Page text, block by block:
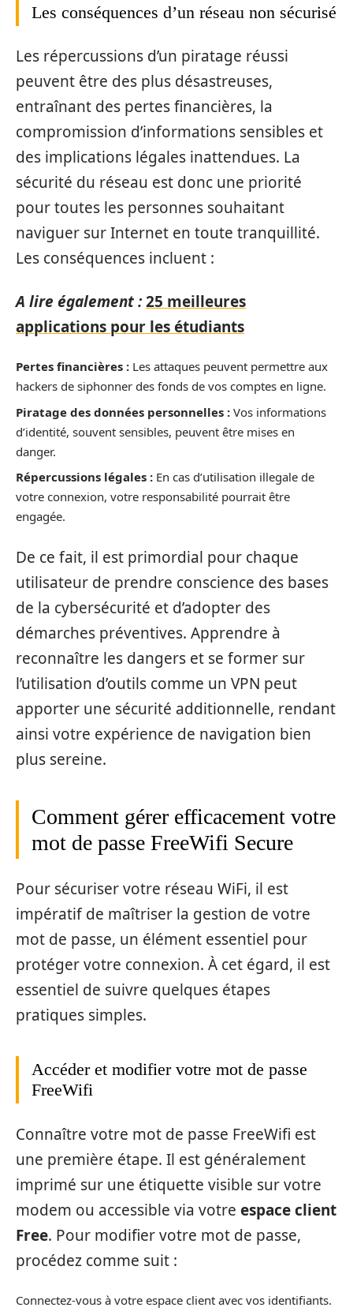
Les conséquences d’un réseau non sécurisé
Les répercussions d’un piratage réussi
peuvent être des plus désastreuses,
entraînant des pertes financières, la
compromission d’informations sensibles et
des implications légales inattendues. La
sécurité du réseau est donc une priorité
pour toutes les personnes souhaitant
naviguer sur Internet en toute tranquillité.
Les conséquences incluent :
A lire également :25 meilleures
applications pour les étudiants
Pertes financières : Les attaques peuvent permettre aux
hackers de siphonner des fonds de vos comptes en ligne.
Piratage des données personnelles : Vos informations
d’identité, souvent sensibles, peuvent être mises en
danger.
Répercussions légales : En cas d’utilisation illegale de
votre connexion, votre responsabilité pourrait être
engagée.
De ce fait, il est primordial pour chaque
utilisateur de prendre conscience des bases
de la cybersécurité et d’adopter des
démarches préventives. Apprendre à
reconnaître les dangers et se former sur
l’utilisation d’outils comme un VPN peut
apporter une sécurité additionnelle, rendant
ainsi votre expérience de navigation bien
plus sereine.
Comment gérer efficacement votre
mot de passe FreeWifi Secure
Pour sécuriser votre réseau WiFi, il est
impératif de maîtriser la gestion de votre
mot de passe, un élément essentiel pour
protéger votre connexion. À cet égard, il est
essentiel de suivre quelques étapes
pratiques simples.
Accéder et modifier votre mot de passe
FreeWifi
Connaître votre mot de passe FreeWifi est
une première étape. Il est généralement
imprimé sur une étiquette visible sur votre
modem ou accessible via votre espace client
Free. Pour modifier votre mot de passe,
procédez comme suit :
Connectez-vous à votre espace client avec vos identifiants.